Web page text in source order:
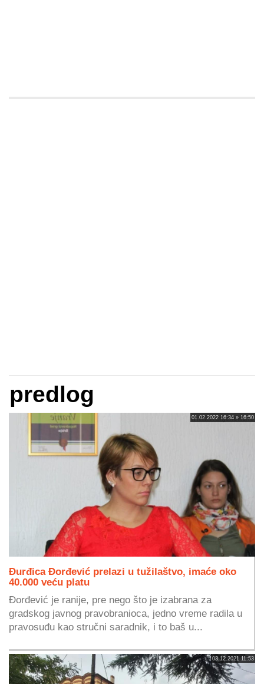
predlog
01.02.2022 16:34 » 16:50
Đurđica Đorđević prelazi u tužilaštvo, imaće oko
40.000 veću platu
Đorđević je ranije, pre nego što je izabrana za
gradskog javnog pravobranioca, jedno vreme radila u
pravosuđu kao stručni saradnik, i to baš u...
03.12.2021 11:53